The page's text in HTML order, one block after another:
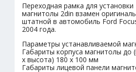
Переходная рамка для установки
магнитолы 2din взамен
штатной в автомобиль Ford
2004 года.
Параметры устанавливаемой
Габариты корпуса магнитолы до
х высота) 180 х 100 мм
Габариты лицевой панели